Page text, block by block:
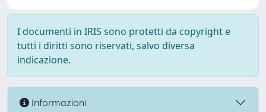
I documenti in IRIS sono protetti da copyright e
tutti i diritti sono riservati, salvo diversa
indicazione.
Informazioni